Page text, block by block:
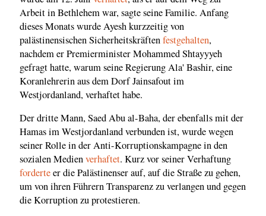
Arbeit in Bethlehem war, sagte seine Familie. Anfang
dieses Monats wurde Ayesh kurzzeitig von
palästinensischen Sicherheitskräftenfestgehalten,
nachdem er Premierminister Mohammed Shtayyyeh
gefragt hatte, warum seine Regierung Ala' Bashir, eine
Koranlehrerin aus dem Dorf Jainsafout im
Westjordanland, verhaftet habe.
Der dritte Mann, Saed Abu al-Baha, der ebenfalls mit der
Hamas im Westjordanland verbunden ist, wurde wegen
seiner Rolle in der Anti-Korruptionskampagne in den
sozialen Medienverhaftet. Kurz vor seiner Verhaftung
forderteer die Palästinenser auf, auf die Straße zu gehen,
um von ihren Führern Transparenz zu verlangen und gegen
die Korruption zu protestieren.